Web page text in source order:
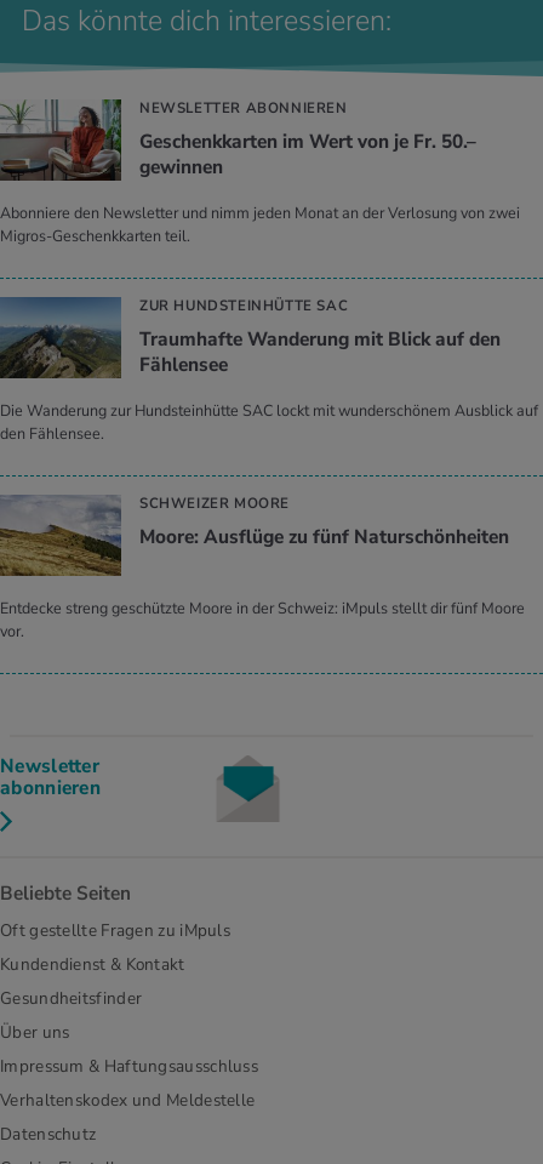
Das könnte dich interessieren:
NEWSLETTER ABONNIEREN
Geschenkkarten im Wert von je Fr. 50.–
gewinnen
Abonniere den Newsletter und nimm jeden Monat an der Verlosung von zwei
Migros-Geschenkkarten teil.
ZUR HUNDSTEINHÜTTE SAC
Traumhafte Wanderung mit Blick auf den
Fählensee
Die Wanderung zur Hundsteinhütte SAC lockt mit wunderschönem Ausblick auf
den Fählensee.
SCHWEIZER MOORE
Moore: Ausflüge zu fünf Naturschönheiten
Entdecke streng geschützte Moore in der Schweiz: iMpuls stellt dir fünf Moore
vor.
Newsletter
abonnieren
Beliebte Seiten
Oft gestellte Fragen zu iMpuls
Kundendienst & Kontakt
Gesundheitsfinder
Über uns
Impressum & Haftungsausschluss
Verhaltenskodex und Meldestelle
Datenschutz